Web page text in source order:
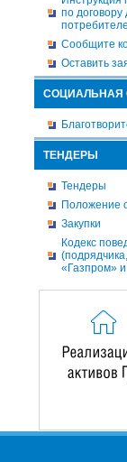
по
Сообщите
Оставить
СОЦИАЛЬНАЯ
ТЕНДЕРЫ
Тендеры
Положение
Закупки
Кодекс
«Газпром»